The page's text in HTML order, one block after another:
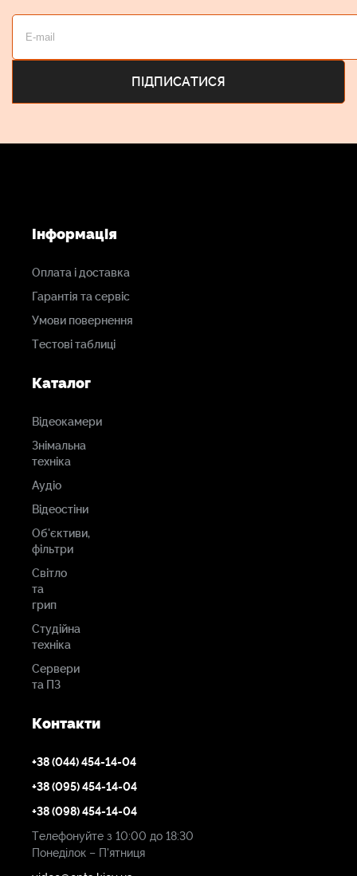
Інформація
Оплата і доставка
Гарантія та сервіс
Умови повернення
Тестові таблиці
Каталог
Відеокамери
Знімальна
техніка
Аудіо
Відеостіни
Об'єктиви,
фільтри
Світло
та
грип
Студійна
техніка
Сервери
та ПЗ
Контакти
+38 (044) 454-14-04
+38 (095) 454-14-04
+38 (098) 454-14-04
Телефонуйте з 10:00 до 18:30
Понеділок – П'ятниця